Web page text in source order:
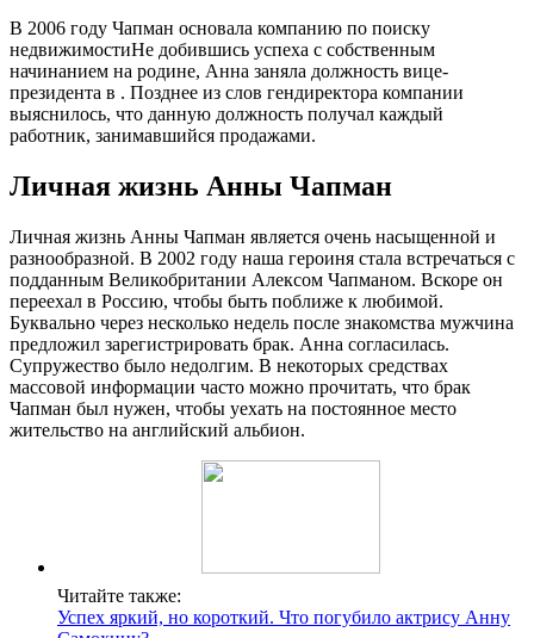
В 2006 году Чапман основала компанию по поиску
недвижимостиНе добившись успеха с собственным
начинанием на родине, Анна заняла должность вице-
президента в . Позднее из слов гендиректора компании
выяснилось, что данную должность получал каждый
работник, занимавшийся продажами.
Личная жизнь Анны Чапман
Личная жизнь Анны Чапман является очень насыщенной и
разнообразной. В 2002 году наша героиня стала встречаться с
подданным Великобритании Алексом Чапманом. Вскоре он
переехал в Россию, чтобы быть поближе к любимой.
Буквально через несколько недель после знакомства мужчина
предложил зарегистрировать брак. Анна согласилась.
Супружество было недолгим. В некоторых средствах
массовой информации часто можно прочитать, что брак
Чапман был нужен, чтобы уехать на постоянное место
жительство на английский альбион.
Читайте также:
Успех яркий, но короткий. Что погубило актрису Анну